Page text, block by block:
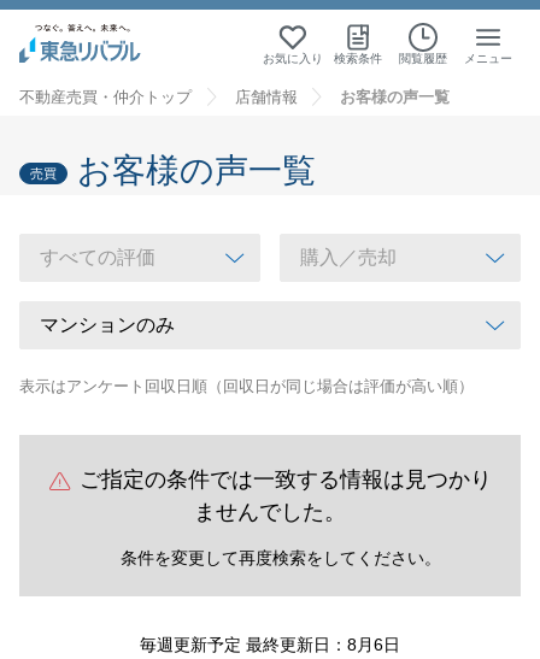
お気に入り 検索条件 閲覧履歴 メニュー
不動産売買・仲介トップ 店舗情報 お客様の声一覧
売買 お客様の声一覧
表示はアンケート回収日順（回収日が同じ場合は評価が高い順）
ご指定の条件では一致する情報は見つかり
ませんでした。
条件を変更して再度検索をしてください。
毎週更新予定 最終更新日：8月6日